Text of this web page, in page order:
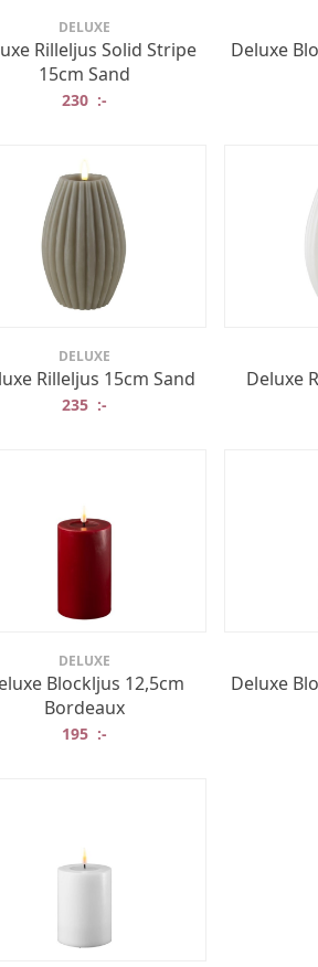
DELUXE
Rilleljus Solid Stripe
15cm Sand
230 :-
Deluxe
DELUXE
Rilleljus 15cm Sand
235 :-
Deluxe
DELUXE
Blockljus 12,5cm
Bordeaux
195 :-
Deluxe